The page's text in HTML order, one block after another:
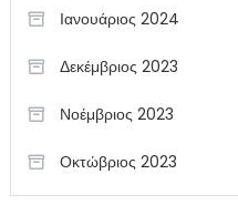
Ιανουάριος 2024
Δεκέμβριος 2023
Νοέμβριος 2023
Οκτώβριος 2023